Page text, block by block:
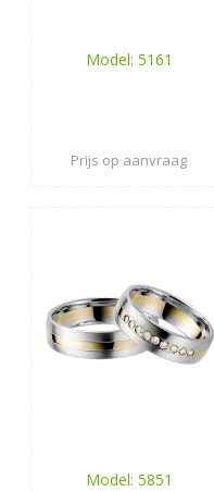
Model: 5161
Prijs op aanvraag
Model: 5851